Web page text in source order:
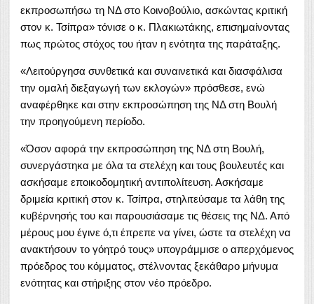
εκπροσωπήσω τη ΝΔ στο Κοινοβούλιο, ασκώντας κριτική
στον κ. Τσίπρα» τόνισε ο κ. Πλακιωτάκης, επισημαίνοντας
πως πρώτος στόχος του ήταν η ενότητα της παράταξης.
«Λειτούργησα συνθετικά και συναινετικά και διασφάλισα
την ομαλή διεξαγωγή των εκλογών» πρόσθεσε, ενώ
αναφέρθηκε και στην εκπροσώπηση της ΝΔ στη Βουλή
την προηγούμενη περίοδο.
«Όσον αφορά την εκπροσώπηση της ΝΔ στη Βουλή,
συνεργάστηκα με όλα τα στελέχη και τους βουλευτές και
ασκήσαμε εποικοδομητική αντιπολίτευση. Ασκήσαμε
δριμεία κριτική στον κ. Τσίπρα, στηλιτεύσαμε τα λάθη της
κυβέρνησής του και παρουσιάσαμε τις θέσεις της ΝΔ. Από
μέρους μου έγινε ό,τι έπρεπε να γίνει, ώστε τα στελέχη να
ανακτήσουν το γόητρό τους» υπογράμμισε ο απερχόμενος
πρόεδρος του κόμματος, στέλνοντας ξεκάθαρο μήνυμα
ενότητας και στήριξης στον νέο πρόεδρο.